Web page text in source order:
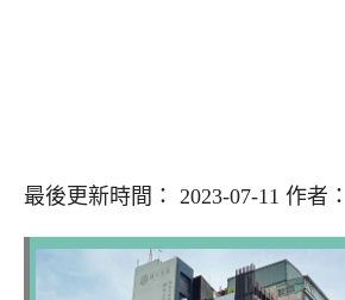
最後更新時間： 2023-07-11 作者：